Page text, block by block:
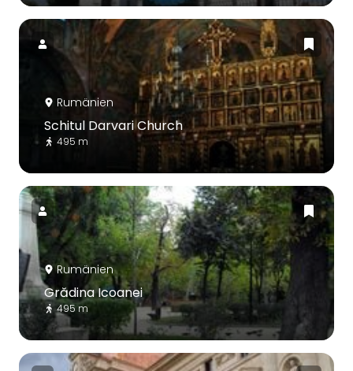
Rumänien
Schitul Darvari Church
495 m
Rumänien
Grădina Icoanei
495 m